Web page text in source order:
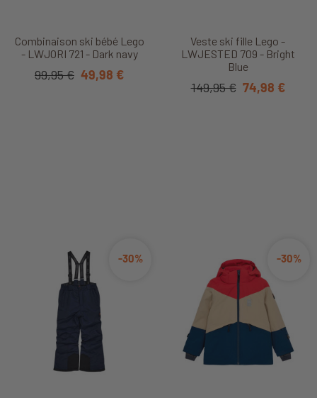
Combinaison ski bébé Lego
- LWJORI 721 - Dark navy
99,95 € 49,98 €
Veste ski fille Lego -
LWJESTED 709 - Bright
Blue
149,95 € 74,98 €
-30% -30%